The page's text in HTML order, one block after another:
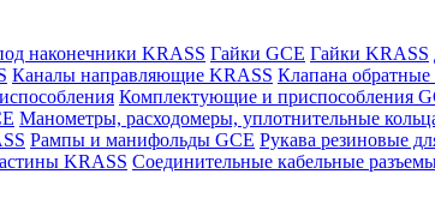
наконечники KRASS Гайки GCE Гайки KRASS
Каналы направляющие KRASS Клапана обратные
Комплектующие и приспособления
Манометры, расходомеры, уплотнительные
Рампы и манифольды GCE Рукава резиновые
KRASS Соединительные кабельные